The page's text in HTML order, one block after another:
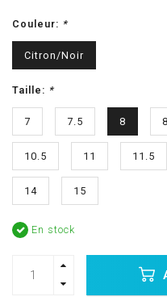
Couleur: *
Citron/Noir
Taille: *
7 7.5 8
10.5 11 11.5
14 15
En stock